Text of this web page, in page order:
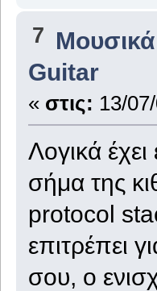
7
Guitar
« στις: 13/
Λογικά
σήμα της
protocol
επιτρέπει
σου, ο